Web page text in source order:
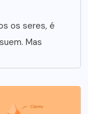
os seres, é
Mas